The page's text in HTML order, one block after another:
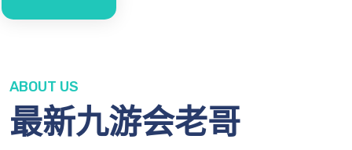
ABOUT US
最新九游会老哥